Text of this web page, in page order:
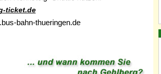
ticket.de
bahn-thueringen.de